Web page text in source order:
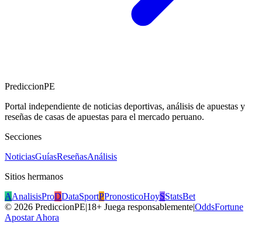
PrediccionPE
Portal independiente de noticias deportivas, análisis de apuestas y
reseñas de casas de apuestas para el mercado peruano.
Secciones
NoticiasGuíasReseñasAnálisis
Sitios hermanos
AAnalisisProDDataSportPPronosticoHoySStatsBet
© 2026 PrediccionPE|18+ Juega responsablemente|OddsFortune
Apostar Ahora